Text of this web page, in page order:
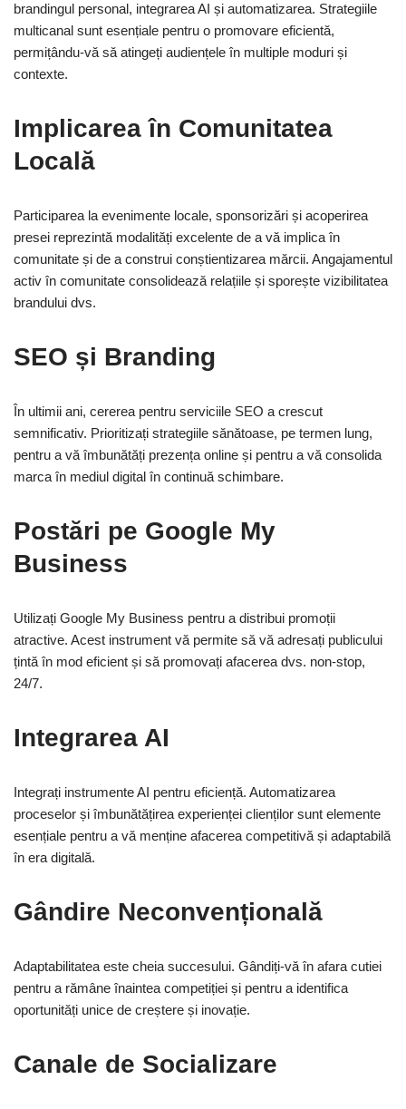
brandingul personal, integrarea AI și automatizarea. Strategiile
multicanal sunt esențiale pentru o promovare eficientă,
permițându-vă să atingeți audiențele în multiple moduri și
contexte.
Implicarea în Comunitatea
Locală
Participarea la evenimente locale, sponsorizări și acoperirea
presei reprezintă modalități excelente de a vă implica în
comunitate și de a construi conștientizarea mărcii. Angajamentul
activ în comunitate consolidează relațiile și sporește vizibilitatea
brandului dvs.
SEO și Branding
În ultimii ani, cererea pentru serviciile SEO a crescut
semnificativ. Prioritizați strategiile sănătoase, pe termen lung,
pentru a vă îmbunătăți prezența online și pentru a vă consolida
marca în mediul digital în continuă schimbare.
Postări pe Google My
Business
Utilizați Google My Business pentru a distribui promoții
atractive. Acest instrument vă permite să vă adresați publicului
țintă în mod eficient și să promovați afacerea dvs. non-stop,
24/7.
Integrarea AI
Integrați instrumente AI pentru eficiență. Automatizarea
proceselor și îmbunătățirea experienței clienților sunt elemente
esențiale pentru a vă menține afacerea competitivă și adaptabilă
în era digitală.
Gândire Neconvențională
Adaptabilitatea este cheia succesului. Gândiți-vă în afara cutiei
pentru a rămâne înaintea competiției și pentru a identifica
oportunități unice de creștere și inovație.
Canale de Socializare